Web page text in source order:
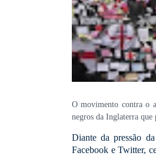
O movimento contra o
negros da Inglaterra
Diante da pressão
Facebook e Twitter,